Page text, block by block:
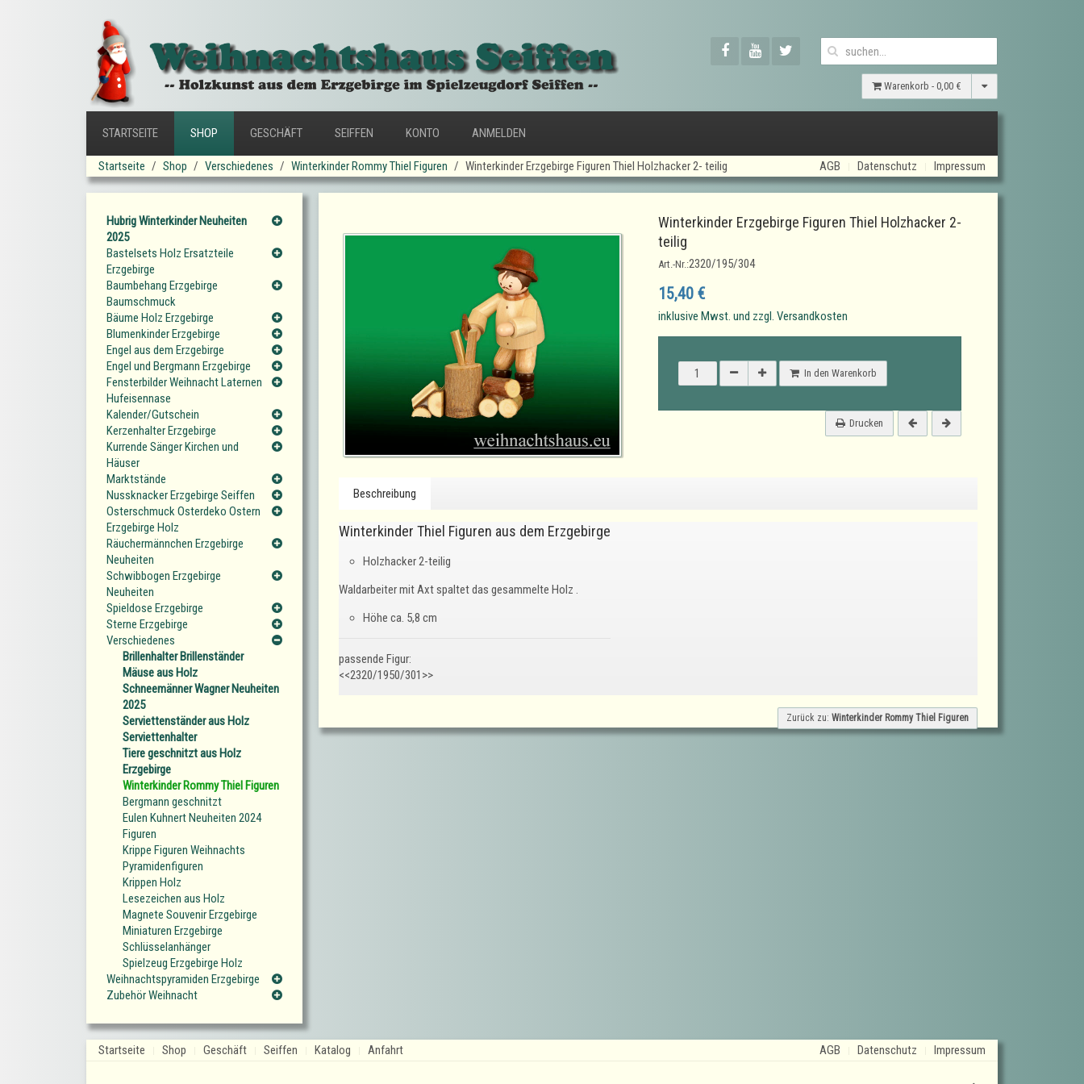
Warenkorb - 0,00 €
STARTSEITE SHOP GESCHÄFT SEIFFEN KONTO ANMELDEN
Startseite Shop Verschiedenes Winterkinder Rommy Thiel Figuren Winterkinder Erzgebirge Figuren Thiel Holzhacker 2- teilig AGB Datenschutz Impressum
Winterkinder Erzgebirge Figuren Thiel Holzhacker 2-
teilig
Art.-Nr.:2320/195/304
15,40 €
inklusive Mwst. und zzgl. Versandkosten
In den Warenkorb
Drucken
Beschreibung
Winterkinder Thiel Figuren aus dem Erzgebirge
Holzhacker 2-teilig
Waldarbeiter mit Axt spaltet das gesammelte Holz .
Höhe ca. 5,8 cm
passende Figur:
<<2320/1950/301>>
Zurück zu: Winterkinder Rommy Thiel Figuren
Hubrig Winterkinder Neuheiten
2025
Bastelsets Holz Ersatzteile
Erzgebirge
Baumbehang Erzgebirge
Baumschmuck
Bäume Holz Erzgebirge
Blumenkinder Erzgebirge
Engel aus dem Erzgebirge
Engel und Bergmann Erzgebirge
Fensterbilder Weihnacht Laternen
Hufeisennase
Kalender/Gutschein
Kerzenhalter Erzgebirge
Kurrende Sänger Kirchen und
Häuser
Marktstände
Nussknacker Erzgebirge Seiffen
Osterschmuck Osterdeko Ostern
Erzgebirge Holz
Räuchermännchen Erzgebirge
Neuheiten
Schwibbogen Erzgebirge
Neuheiten
Spieldose Erzgebirge
Sterne Erzgebirge
Verschiedenes
Brillenhalter Brillenständer
Mäuse aus Holz
Schneemänner Wagner Neuheiten
2025
Serviettenständer aus Holz
Serviettenhalter
Tiere geschnitzt aus Holz
Erzgebirge
Winterkinder Rommy Thiel Figuren
Bergmann geschnitzt
Eulen Kuhnert Neuheiten 2024
Figuren
Krippe Figuren Weihnachts
Pyramidenfiguren
Krippen Holz
Lesezeichen aus Holz
Magnete Souvenir Erzgebirge
Miniaturen Erzgebirge
Schlüsselanhänger
Spielzeug Erzgebirge Holz
Weihnachtspyramiden Erzgebirge
Zubehör Weihnacht
Startseite Shop Geschäft Seiffen Katalog Anfahrt AGB Datenschutz Impressum